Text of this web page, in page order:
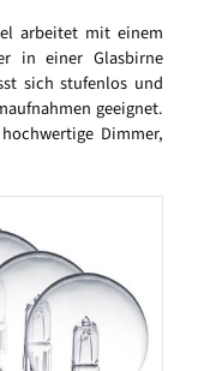
arbeitet mit einem
in einer Glasbirne
sich stufenlos und
geeignet.
Dimmer,